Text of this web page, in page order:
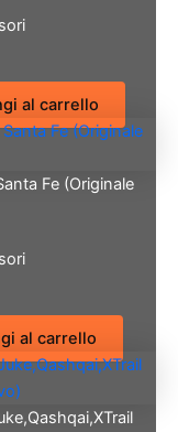
al carrello
Fe (Originale
al carrello